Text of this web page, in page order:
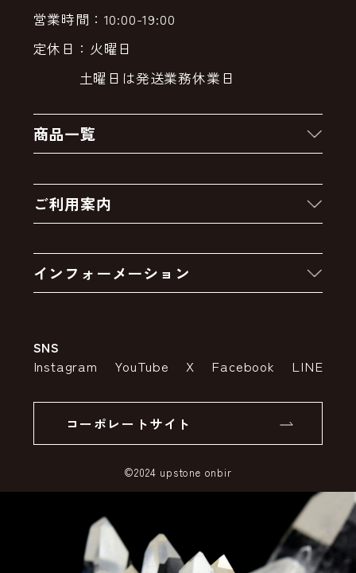
営業時間：10:00-19:00
定休日：火曜日
土曜日は発送業務休業日
商品一覧
クーポン
卸販売・大量注文
アウトレットセール
ご利用案内
お支払いについて
インフォーメーション
特定商取引法の表示
SSLサーバー証明書とは
SNS
Instagram YouTube X Facebook LINE
コーポレートサイト
©2024 upstone onbir